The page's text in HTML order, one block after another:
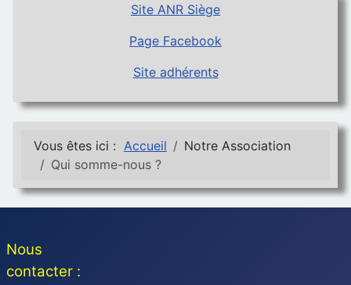
Site ANR Siège
Page Facebook
Site adhérents
Vous êtes ici : Accueil
Notre Association
Qui somme-nous ?
Nous
contacter :